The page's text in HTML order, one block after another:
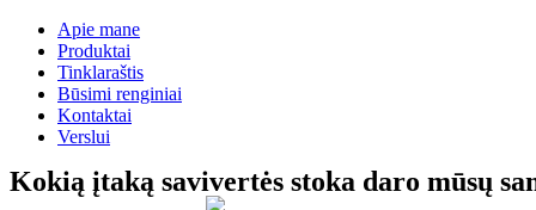
Apie mane
Produktai
Tinklaraštis
Būsimi renginiai
Kontaktai
Verslui
Kokią įtaką savivertės stoka daro mūsų